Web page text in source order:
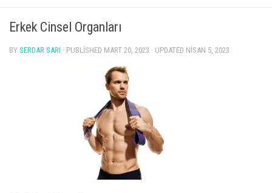
Erkek Cinsel Organları
BY SERDAR SARI · PUBLISHED MART 20, 2023 · UPDATED NISAN 5, 2023